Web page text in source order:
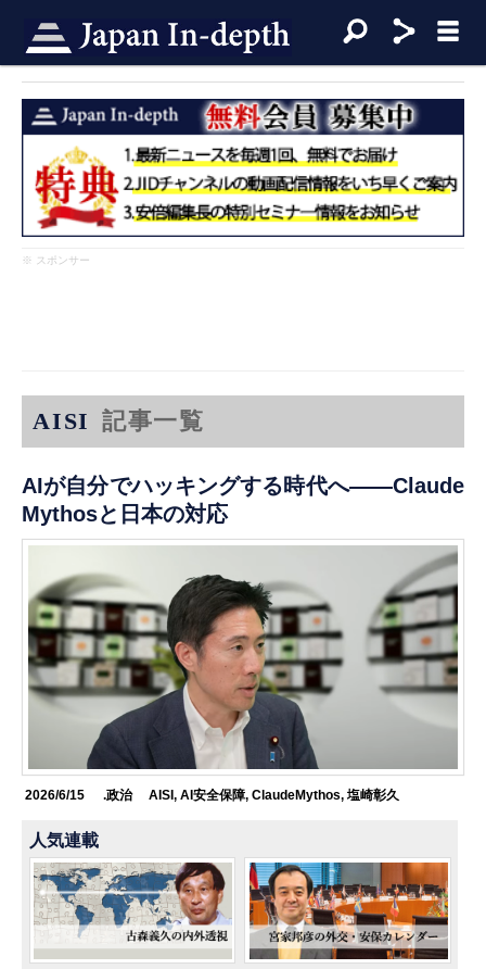
※ スポンサー
AISI 記事一覧
AIが自分でハッキングする時代へ——Claude
Mythosと日本の対応
2026/6/15 .政治 AISI , AI安全保障, ClaudeMythos, 塩崎彰久
人気連載